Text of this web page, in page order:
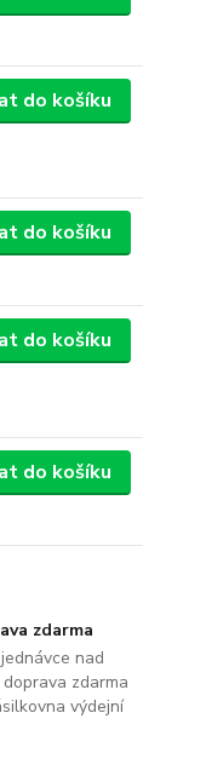
do košíku
do košíku
do košíku
do košíku
zdarma
nad
doprava zdarma
výdejní